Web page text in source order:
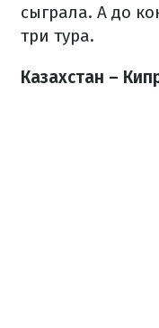
сыграла. А до
три тура.
Казахстан –